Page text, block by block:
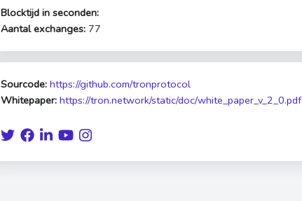
Blocktijd in seconden:
Aantal exchanges: 77
Sourcode: https://github.com/tronprotocol
Whitepaper: https://tron.network/static/doc/white_paper_v_2_0.pdf